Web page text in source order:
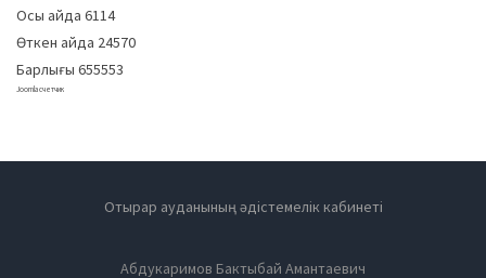
Осы айда 6114
Өткен айда 24570
Барлығы 655553
Joomla счетчик
Отырар ауданының әдістемелік кабинеті
Абдукаримов Бактыбай Амантаевич